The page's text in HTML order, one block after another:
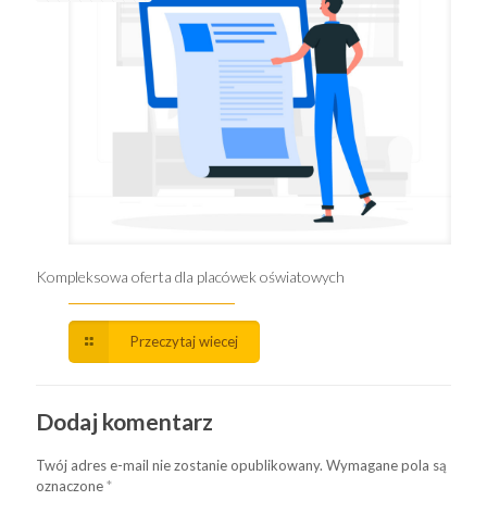
Kompleksowa oferta dla placówek oświatowych
Przeczytaj wiecej
Dodaj komentarz
Twój adres e-mail nie zostanie opublikowany. Wymagane pola są
oznaczone*